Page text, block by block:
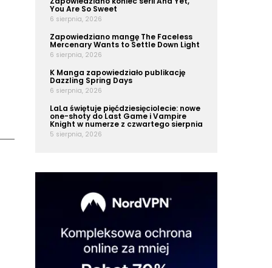
You Are So Sweet
6 sierpnia, 2026
Zapowiedziano mangę The Faceless
Mercenary Wants to Settle Down Light
6 sierpnia, 2026
K Manga zapowiedziało publikację
Dazzling Spring Days
6 sierpnia, 2026
LaLa świętuje pięćdziesięciolecie: nowe
one-shoty do Last Game i Vampire
Knight w numerze z czwartego sierpnia
5 sierpnia, 2026